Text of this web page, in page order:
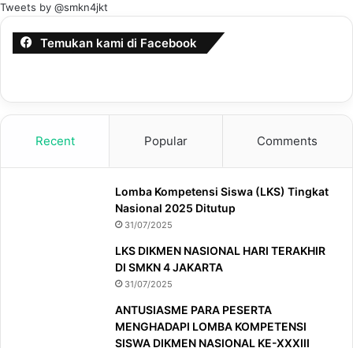
Tweets by @smkn4jkt
Temukan kami di Facebook
Recent Popular Comments
Lomba Kompetensi Siswa (LKS) Tingkat
Nasional 2025 Ditutup
31/07/2025
LKS DIKMEN NASIONAL HARI TERAKHIR
DI SMKN 4 JAKARTA
31/07/2025
ANTUSIASME PARA PESERTA
MENGHADAPI LOMBA KOMPETENSI
SISWA DIKMEN NASIONAL KE-XXXIII